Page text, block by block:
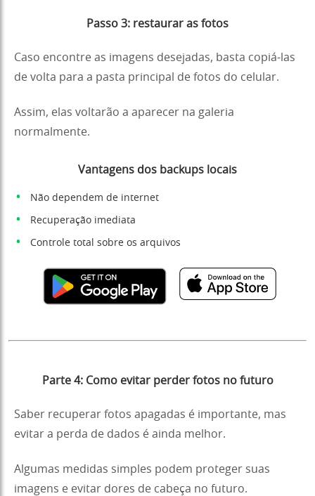
Passo 3: restaurar as fotos
Caso encontre as imagens desejadas, basta copiá-las
de volta para a pasta principal de fotos do celular.
Assim, elas voltarão a aparecer na galeria
normalmente.
Vantagens dos backups locais
Não dependem de internet
Recuperação imediata
Controle total sobre os arquivos
Parte 4: Como evitar perder fotos no futuro
Saber recuperar fotos apagadas é importante, mas
evitar a perda de dados é ainda melhor.
Algumas medidas simples podem proteger suas
imagens e evitar dores de cabeça no futuro.